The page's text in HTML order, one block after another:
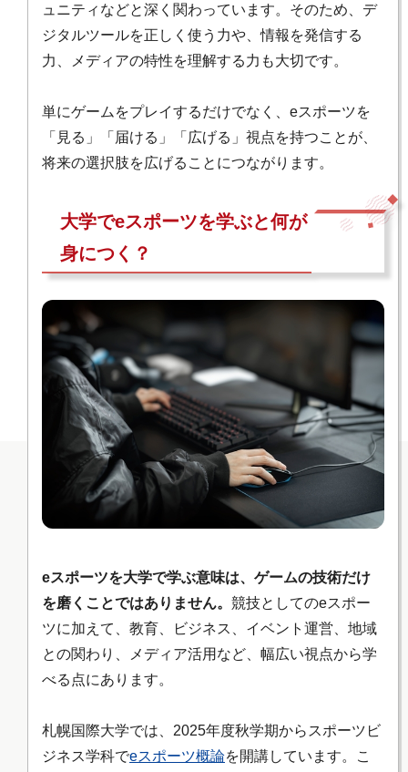
ュニティなどと深く関わっています。そのため、デ
ジタルツールを正しく使う力や、情報を発信する
力、メディアの特性を理解する力も大切です。
単にゲームをプレイするだけでなく、eスポーツを
「見る」「届ける」「広げる」視点を持つことが、
将来の選択肢を広げることにつながります。
大学でeスポーツを学ぶと何が
身につく？
eスポーツを大学で学ぶ意味は、ゲームの技術だけ
を磨くことではありません。 競技としてのeスポー
ツに加えて、教育、ビジネス、イベント運営、地域
との関わり、メディア活用など、幅広い視点から学
べる点にあります。
札幌国際大学では、2025年度秋学期からスポーツビ
ジネス学科でeスポーツ概論を開講しています。こ